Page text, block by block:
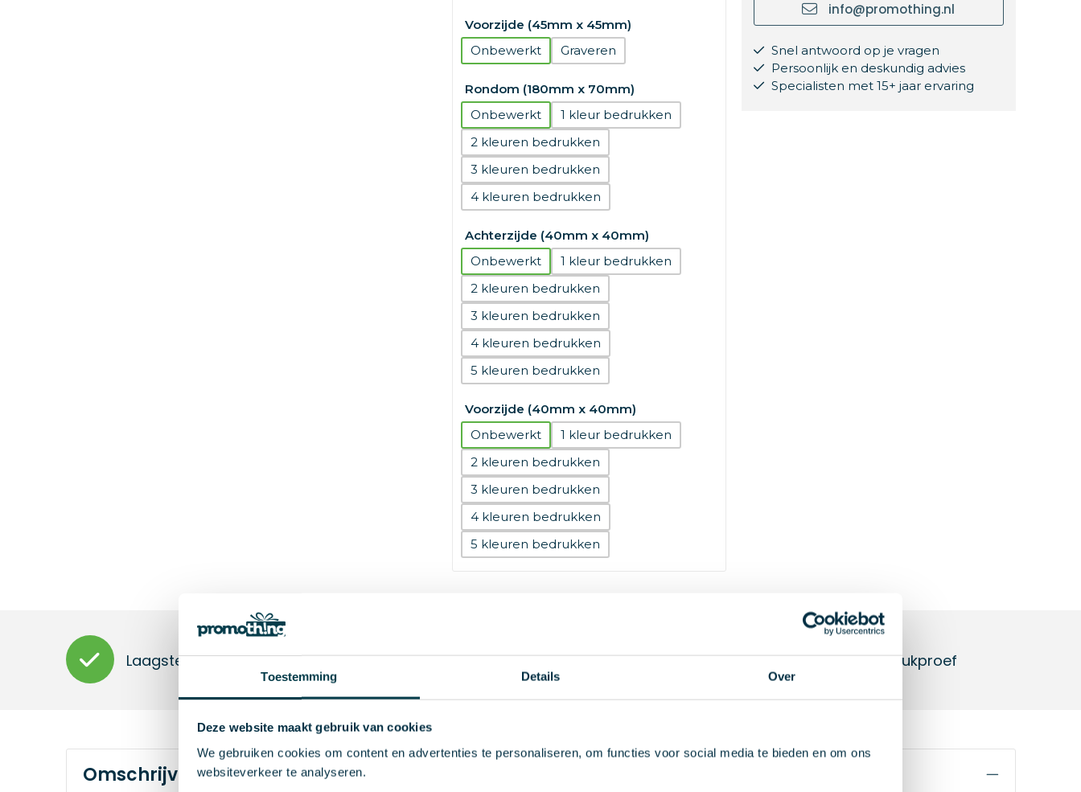
Toestemming Details Over
Deze website maakt gebruik van cookies
We gebruiken cookies om content en advertenties te personaliseren, om functies voor social media te bieden en om ons
websiteverkeer te analyseren.
Voorzijde (45mm x 45mm)
Onbewerkt
Graveren
Rondom (180mm x 70mm)
Onbewerkt
1
2
3
4
Achterzijde (40mm x 40mm)
Onbewerkt
1
2
3
4
5
Voorzijde (40mm x 40mm)
Onbewerkt
1
2
3
4
5
info@promothing.nl
Snel antwoord op je vragen
Persoonlijk en deskundig advies
Specialisten met 15+ jaar ervaring
Laagste prijzen Gratis verzending Snelle levering Gratis drukproef
Omschrijving